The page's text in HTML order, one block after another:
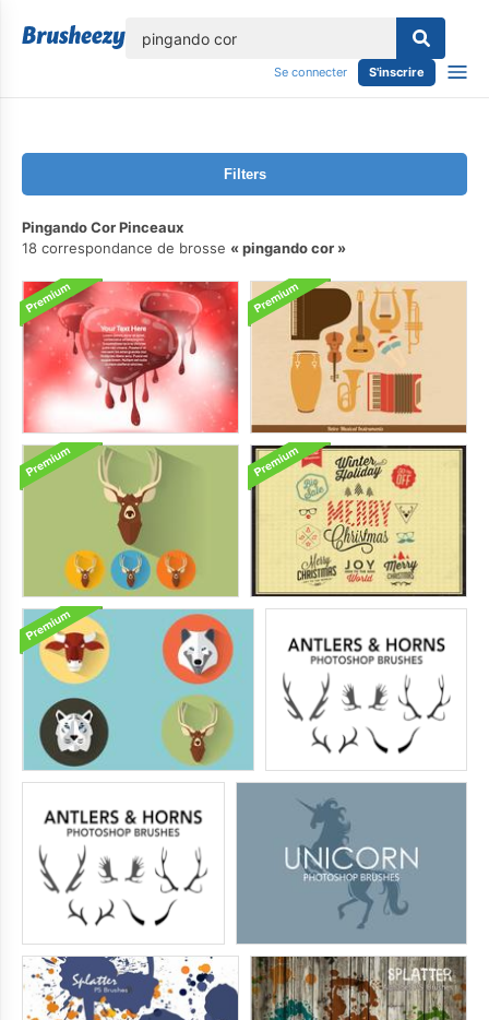
Se connecter S'inscrire
Filters
Pingando Cor Pinceaux
18 correspondance de brosse
pingando cor